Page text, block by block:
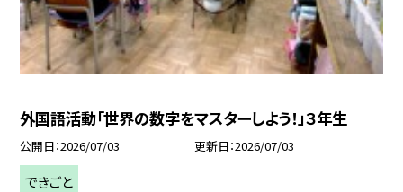
外国語活動「世界の数字をマスターしよう！」３年生
公開日 2026/07/03 更新日 2026/07/03
できごと